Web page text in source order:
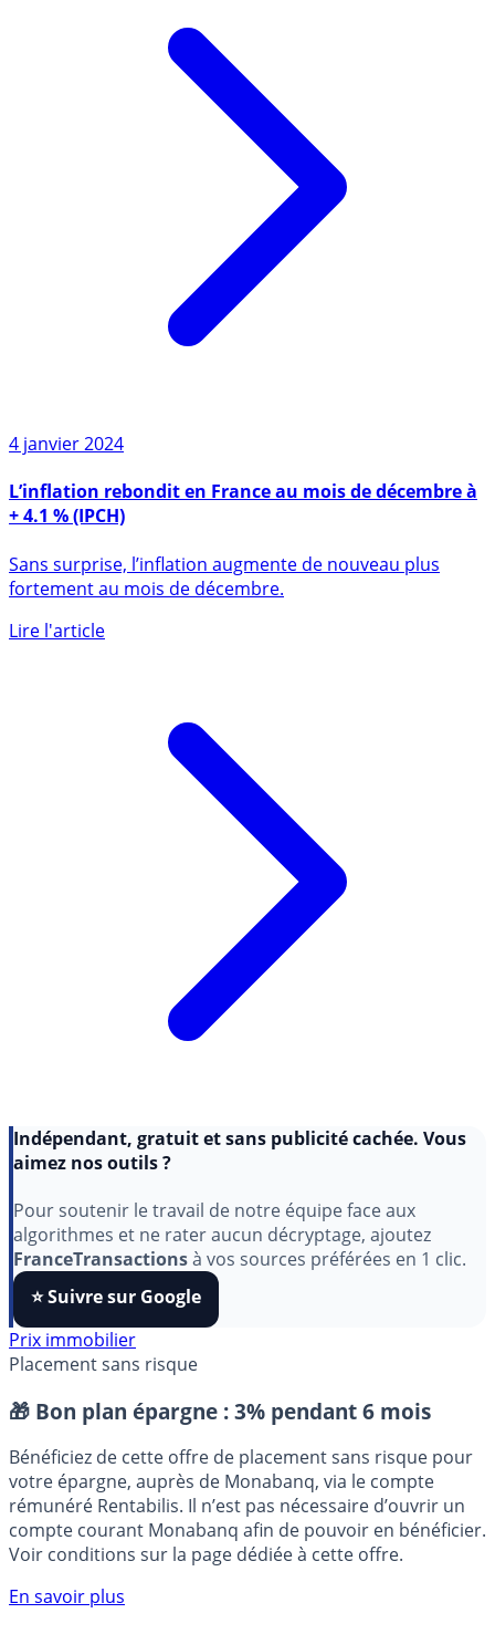
4 janvier 2024
+ 4.1 % (IPCH)
fortement au mois de décembre.
aimez nos outils ?
Pour soutenir le travail de notre équipe face aux
algorithmes et ne rater aucun décryptage, ajoutez
FranceTransactionsà vos sources préférées en 1 clic.
⭐️ Suivre sur Google
Placement sans risque
🎁 Bon plan épargne : 3% pendant 6 mois
Bénéficiez de cette offre de placement sans risque pour
votre épargne, auprès de Monabanq, via le compte
rémunéré Rentabilis. Il n’est pas nécessaire d’ouvrir un
Voir conditions sur la page dédiée à cette offre.